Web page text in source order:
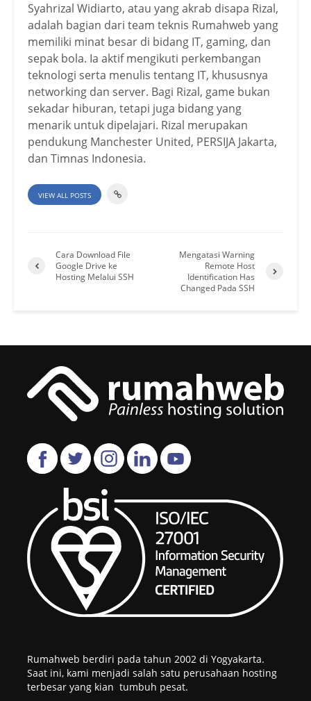
Syahrizal Widiarto, atau yang akrab disapa Rizal,
adalah bagian dari team teknis Rumahweb yang
memiliki minat besar di bidang IT, gaming, dan
sepak bola. Ia aktif mengikuti perkembangan
teknologi serta menulis tentang IT, khususnya
networking dan server. Bagi Rizal, game bukan
sekadar hiburan, tetapi juga bidang yang
menarik untuk dipelajari. Rizal merupakan
pendukung Manchester United, PERSIJA Jakarta,
dan Timnas Indonesia.
VIEW ALL POSTS
Cara Download File
Google Drive ke
Hosting Melalui SSH
Mengatasi Warning
Remote Host
Identification Has
Changed Pada SSH
Rumahweb berdiri pada tahun 2002 di Yogyakarta.
Saat ini, kami menjadi salah satu perusahaan hosting
terbesar yang kian tumbuh pesat.